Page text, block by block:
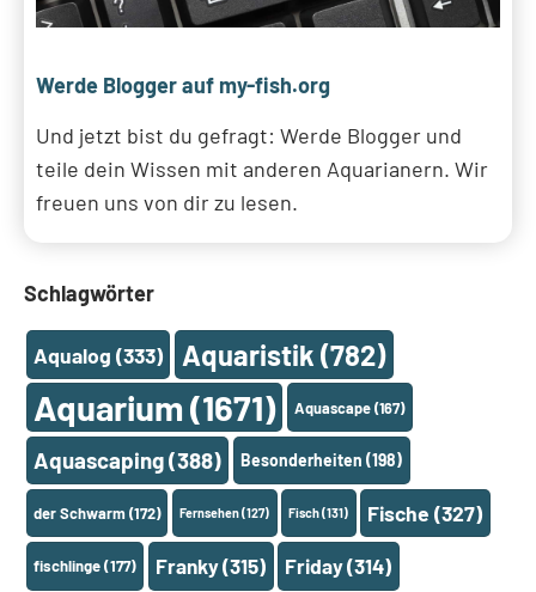
Werde Blogger auf my-fish.org
Und jetzt bist du gefragt: Werde Blogger und
teile dein Wissen mit anderen Aquarianern. Wir
freuen uns von dir zu lesen.
Schlagwörter
Aqualog (333) Aquaristik (782)
Aquarium (1671) Aquascape(167)
Aquascaping(388) Besonderheiten (198)
der Schwarm(172) Fernsehen(127) Fisch(131) Fische (327)
fischlinge(177) Franky(315) Friday(314)